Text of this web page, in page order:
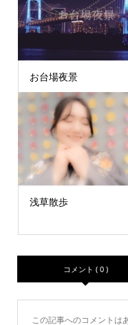
お台場夜景
浅草散歩
コメント ( 0 )
この記事へのコメントは